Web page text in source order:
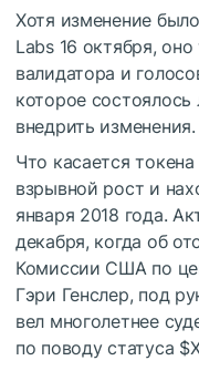
Хотя изменение
Labs 16 октября,
валидатора и
которое
внедрить изменения.
Что касается токена
взрывной рост и
января 2018 года.
декабря, когда об
Комиссии США по
Гэри Генслер, под
вел многолетнее
по поводу статуса